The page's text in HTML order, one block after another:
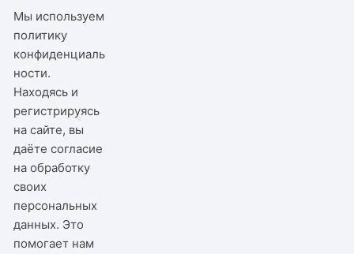
Мы используем
политику
конфиденциаль
ности.
Находясь и
регистрируясь
на сайте, вы
даёте согласие
на обработку
своих
персональных
данных. Это
помогает нам